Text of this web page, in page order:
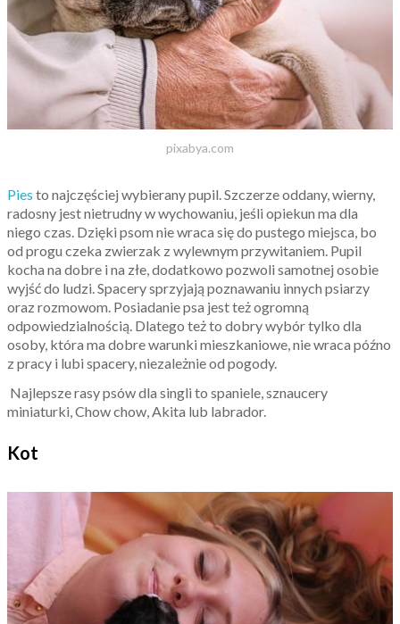
pixabya.com
Pies to najczęściej wybierany pupil. Szczerze oddany, wierny,
radosny jest nietrudny w wychowaniu, jeśli opiekun ma dla
niego czas. Dzięki psom nie wraca się do pustego miejsca, bo
od progu czeka zwierzak z wylewnym przywitaniem. Pupil
kocha na dobre i na złe, dodatkowo pozwoli samotnej osobie
wyjść do ludzi. Spacery sprzyjają poznawaniu innych psiarzy
oraz rozmowom. Posiadanie psa jest też ogromną
odpowiedzialnością. Dlatego też to dobry wybór tylko dla
osoby, która ma dobre warunki mieszkaniowe, nie wraca późno
z pracy i lubi spacery, niezależnie od pogody.
Najlepsze rasy psów dla singli to spaniele, sznaucery
miniaturki, Chow chow, Akita lub labrador.
Kot